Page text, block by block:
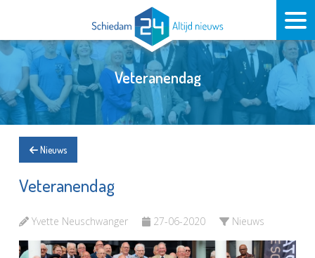
Veteranendag
Nieuws
Veteranendag
Yvette Neuschwanger 27-06-2020 Nieuws